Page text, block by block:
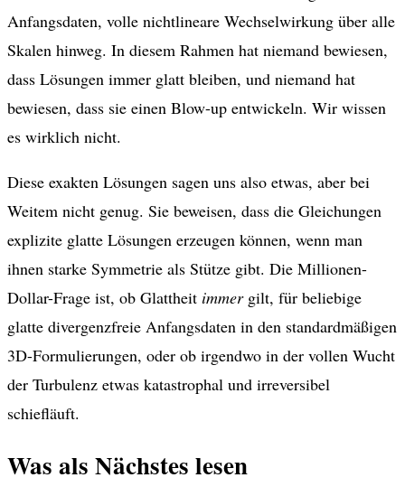
Anfangsdaten, volle nichtlineare Wechselwirkung über alle
Skalen hinweg. In diesem Rahmen hat niemand bewiesen,
dass Lösungen immer glatt bleiben, und niemand hat
bewiesen, dass sie einen Blow-up entwickeln. Wir wissen
es wirklich nicht.
Diese exakten Lösungen sagen uns also etwas, aber bei
Weitem nicht genug. Sie beweisen, dass die Gleichungen
explizite glatte Lösungen erzeugen können, wenn man
ihnen starke Symmetrie als Stütze gibt. Die Millionen-
Dollar-Frage ist, ob Glattheit immergilt, für beliebige
glatte divergenzfreie Anfangsdaten in den standardmäßigen
3D-Formulierungen, oder ob irgendwo in der vollen Wucht
der Turbulenz etwas katastrophal und irreversibel
schiefläuft.
Was als Nächstes lesen